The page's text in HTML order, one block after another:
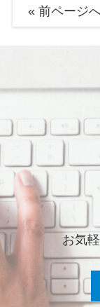
« 前ページ
お気